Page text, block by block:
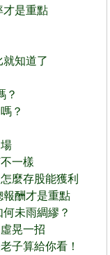
才是重點
就知道了
？
？
一樣
麼存股能獲利
報酬才是重點
未雨綢繆？
晃一招
子算給你看！